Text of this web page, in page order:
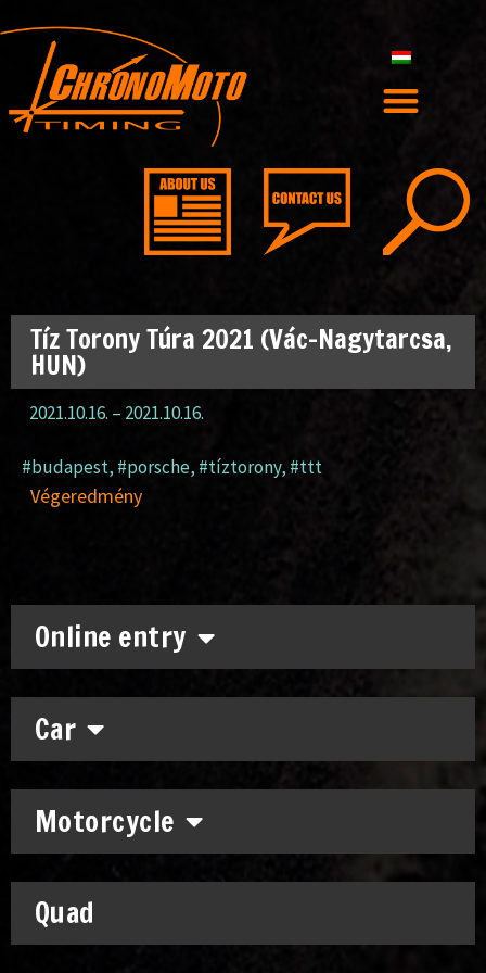
Online entry
Car
Motorcycle
Quad
Tíz Torony Túra 2021 (Vác-Nagytarcsa,
HUN)
2021.10.16. – 2021.10.16.
#budapest, #porsche, #tíztorony, #ttt
Végeredmény